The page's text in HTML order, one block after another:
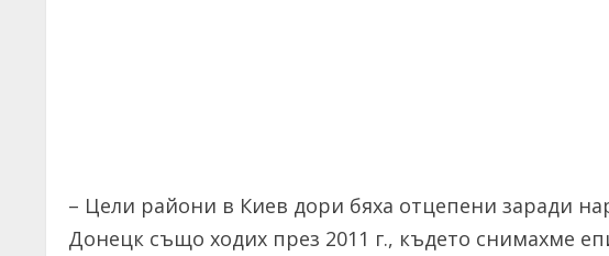
– Цели райони в Киев дори бяха отцепени заради
Донецк също ходих през 2011 г., където снимахме